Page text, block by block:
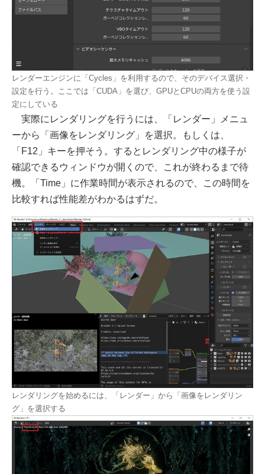
レンダーエンジンに「Cycles」を利用するので、そのデバイス選択・
設定を行う。ここでは「CUDA」を選び、GPUとCPUの両方を使う設
定にしている
実際にレンダリングを行うには、「レンダー」メニュ
ーから「画像をレンダリング」を選択。もしくは、
「F12」キーを押そう。するとレンダリング中の様子が
確認できるウィンドウが開くので、これが終わるまで待
機。「Time」に作業時間が表示されるので、この時間を
比較すれば性能差がわかるはずだ。
レンダリングを始めるには、「レンダー」から「画像をレンダリン
グ」を選択する